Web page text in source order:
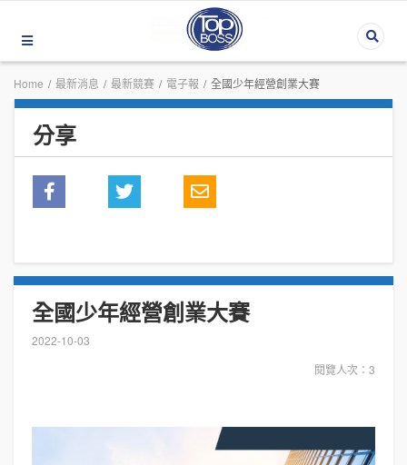
Home / 最新消息 / 最新競賽 / 電子報 / 全國少年經營創業大賽
分享
全國少年經營創業大賽
2022-10-03
閱覽人次：3